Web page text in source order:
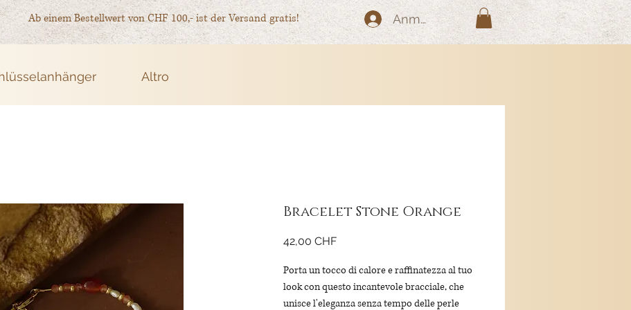
Ab einem Bestellwert von CHF 100,- ist der Versand gratis! Anmelden
Altro
Bracelet Stone Orange
42,00 CHFPreis
Porta un tocco di calore e raffinatezza al tuo
look con questo incantevole bracciale, che
unisce l'eleganza senza tempo delle perle